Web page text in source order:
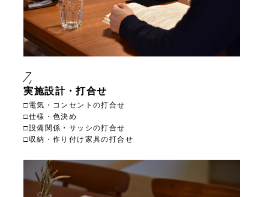
7,
実施設計・打合せ
□電気・コンセントの打合せ
□仕様・色決め
□設備関係・サッシの打合せ
□収納・作り付け家具の打合せ